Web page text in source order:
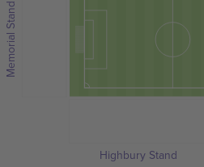
Highbury Stand
Memorial Stand